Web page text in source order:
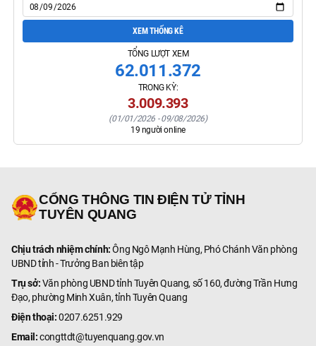
XEM THỐNG KÊ
TỔNG LƯỢT XEM
62.011.372
TRONG KỲ:
3.009.393
(01/01/2026 -09/08/2026)
19 người online
CỔNG THÔNG TIN ĐIỆN TỬ TỈNH
TUYÊN QUANG
Chịu trách nhiệm chính:Ông Ngô Mạnh Hùng, Phó Chánh Văn phòng
UBND tỉnh - Trưởng Ban biên tập
Trụ sở:Văn phòng UBND tỉnh Tuyên Quang, số 160, đường Trần Hưng
Đạo, phường Minh Xuân, tỉnh Tuyên Quang
Điện thoại:0207.6251.929
Email: congttdt@tuyenquang.gov.vn